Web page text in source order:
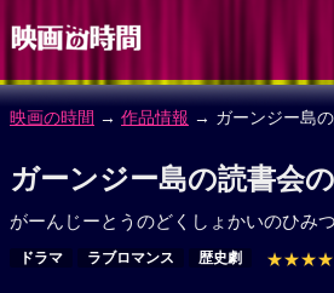
映画の時間 → 作品情報 → ガーンジー島
ガーンジー島の読書会
がーんじーとうのどくしょかいのひみつ
ドラマ ラブロマンス 歴史劇 ★★★★